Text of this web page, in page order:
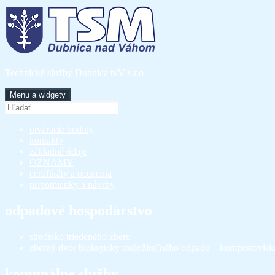
Preskočiť
na
obsah
Technické služby Dubnica n/V s.r.o.
Menu a widgety
Hľadať:
otváracie hodiny
kontakty
základné údaje
OZNAMY
certifikáty a ocenenia
pripomienky a návrhy
odpadové hospodárstvo
stredisko triedeného zberu
zberný dvor biologicky rozložiteľného odpadu –